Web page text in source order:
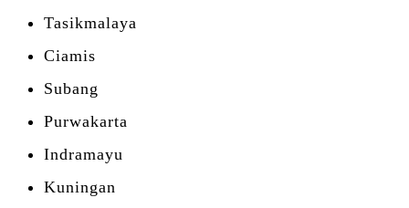
Tasikmalaya
Ciamis
Subang
Purwakarta
Indramayu
Kuningan